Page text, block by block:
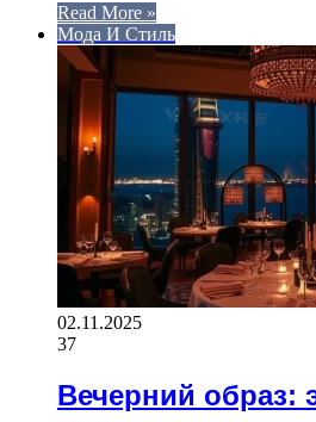
Read More »
Мода И Стиль
02.11.2025
37
Вечерний образ: